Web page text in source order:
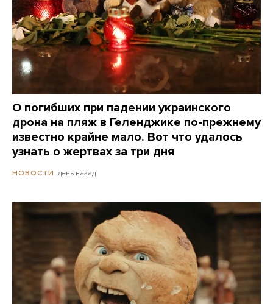
О погибших при падении украинского
дрона на пляж в Геленджике по-прежнему
известно крайне мало. Вот что удалось
узнать о жертвах за три дня
НОВОСТИ день назад